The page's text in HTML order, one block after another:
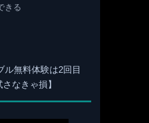
ル無料体験は2回目
なきゃ損】